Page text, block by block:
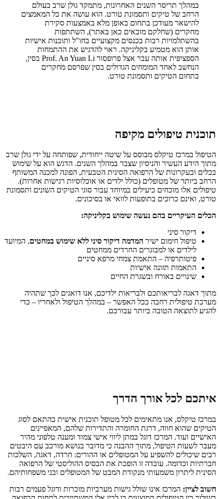
במהלך תריסר השנים האחרונות, מתמקד גולן שרב בעולם
הרחב של טיקים ותסמונת טורט. הוא עושה את כל המאמצים
להישאר מעודכן בתחום באופן מלא באמצעות סקירת
מחקרים (שחלקם מובאים כאן באתר), השתתפות
בהשתלמויות רבות בכנסים מקצועיים בחו"ל ותובנות אישיות
אותן הוא מטמיע בקליניקה. ראוי להדגיש את ההתמחות
הספציפית אותה עבר אצל פרופסור Prof. An Yuan Li בסין,
הנחשב לאחד המומחים הגדולים בסין שפרסם מחקרים
בתחום הטיקים ותסמונת טורט.
תוכנית טיפולים מקיפה
הטיפול במרכז טיקלס מבוסס על שיטה ייחודית, שפותחה על ידי גולן שרב
מתוך הידע העשיר והניסיון שצבר במהלך השנים. הדגש הוא על שימוש
בכלים ובעקרונות של הרפואה הסינית הטבעית, הפונה למכנה המשותף
הרחב ביותר של מטופלים (כולל ילדים או אוכלוסיות רגישות אחרות).
טיפולים אלו מוכחים כיעילים במיוחד עבור סוגי הטיקים השונים ותסמונת
טורט, ואינם כרוכים בתופעות לוואי או בסיכונים.
הכלים העיקריים בהם נעשה שימוש בקליניקה:
דיקור סיני
טיפול חימום ישיר המדמה דיקור סיני ללא שימוש במחטים, המיועד
לילדים או למבוגרים החרדים ממחטים
פיטותרפיה – התאמת צמחי מרפא סיניים
התאמות תזונה אישיות
שינויים באורח ובשגרת החיים
מתוך דאגה לבריאותכם ולבריאות ילדיכם, אנו דואגים לכך שתהיה
מערכת טיפולית רחבה ככל האפשר – במהלך הטיפול ולאחריו – כדי
להגיע לתוצאה הטובה ביותר עבורכם.
איתכם לכל אורך הדרך
במרכז טיקלס, אנו מתאימים לכל מטופל תוכנית אישית בהתאם לסוג
הטיקים שהוא חווה, דרגת החומרה והתדירות שלהם, המאפיינים
האישיים ועוד. המרכז דוגל במתן ליווי אישי צמוד ומענה טלפוני מהיר
מעבר לשעות הטיפול, מתוך ההבנה כי מדובר בנושא מורכב עם היבטים
רבים שיכולים להשפיע על המטופלים או ההורים: חרדה, דאגה, השלכות
חברתיות וכדומה. עובדה זו הופכת את הבסיס ההוליסטי של הרפואה
הסינית ליתרון משמעותי מנקודת המבט של המטופלים ובני משפחותיהם.
חשוב לציין: המרכז אינו שולל גישות מערביות מוכרות ודוגל פעמים רבות